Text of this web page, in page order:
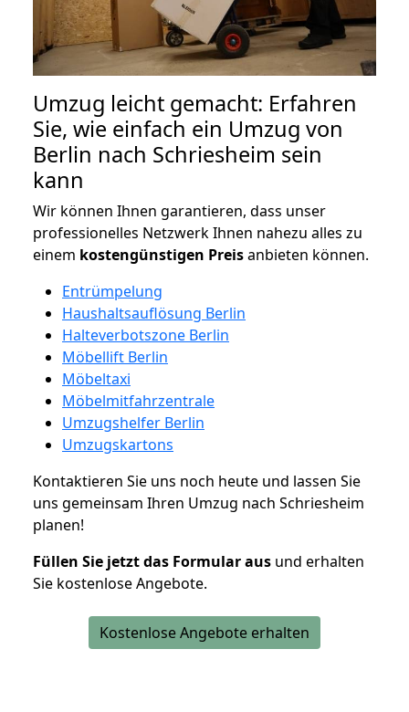
Umzug leicht gemacht: Erfahren
Sie, wie einfach ein Umzug von
Berlin nach Schriesheim sein
kann
Wir können Ihnen garantieren, dass unser
professionelles Netzwerk Ihnen nahezu alles zu
einem kostengünstigen Preisanbieten können.
Entrümpelung
Haushaltsauflösung Berlin
Halteverbotszone Berlin
Möbellift Berlin
Möbeltaxi
Möbelmitfahrzentrale
Umzugshelfer Berlin
Umzugskartons
Kontaktieren Sie uns noch heute und lassen Sie
uns gemeinsam Ihren Umzug nach Schriesheim
planen!
Füllen Sie jetzt das Formular aus und erhalten
Sie kostenlose Angebote.
Kostenlose Angebote erhalten